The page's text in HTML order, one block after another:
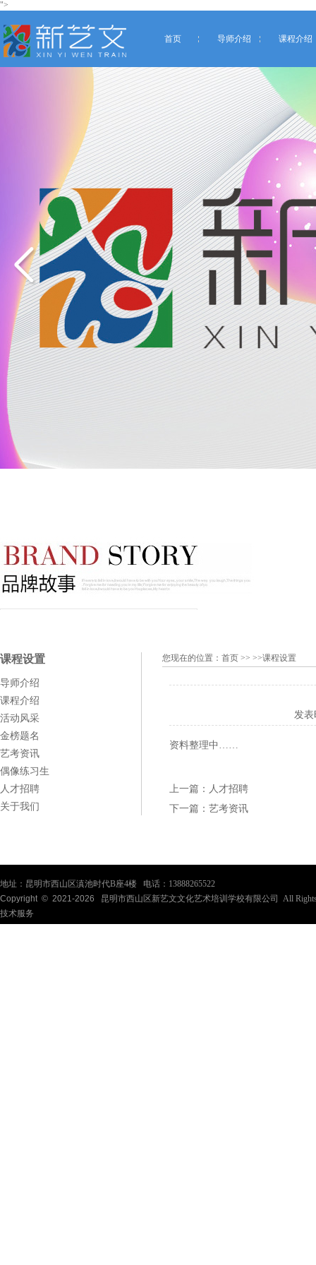
">
首页 导师介绍 课程介绍
课程设置
导师介绍
课程介绍
活动风采
金榜题名
艺考资讯
偶像练习生
人才招聘
关于我们
您现在的位置： 首页 >> >>课程设置
发表
资料整理中……
上一篇： 人才招聘
下一篇： 艺考资讯
地址：昆明市西山区滇池时代B座4楼 电话：13888265522
Copyright © 2021-2026
昆明市西山区新艺文文化艺术培训学校有限公司 All
技术服务